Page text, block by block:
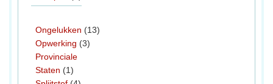
Ongelukken (13)
Opwerking (3)
Provinciale
Staten (1)